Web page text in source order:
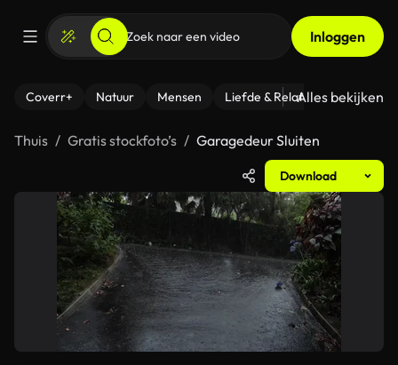
Inloggen
Coverr+ Natuur Mensen Liefde & Relaties - Fitness
Alles bekijken
Thuis Gratis stockfoto’s Garagedeur Sluiten
Download